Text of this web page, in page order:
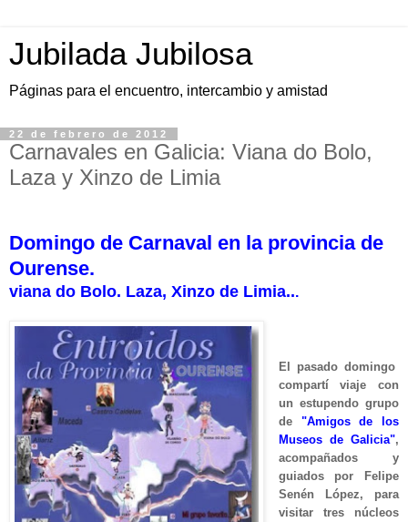
Jubilada Jubilosa
Páginas para el encuentro, intercambio y amistad
22 de febrero de 2012
Carnavales en Galicia: Viana do Bolo,
Laza y Xinzo de Limia
Domingo de Carnaval en la provincia de
Ourense.
viana do Bolo. Laza, Xinzo de Limia...
El pasado domingo
compartí viaje con
un estupendo grupo
de "Amigos de los
Museos de Galicia",
acompañados y
guiados por Felipe
Senén López, para
visitar tres núcleos